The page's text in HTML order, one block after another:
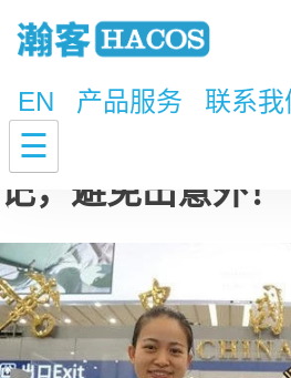
EN 产品服务 联系我
☰
注意，最近这些港
记，避免出意外！